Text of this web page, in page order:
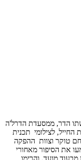
הדר, ממסעדת הדרל'ה
במעלות, לאולפני רשת 13 ברמת החייל, לצילומי תכנית
טוקר וצוות ההפקה
את הסיפור מאחורי